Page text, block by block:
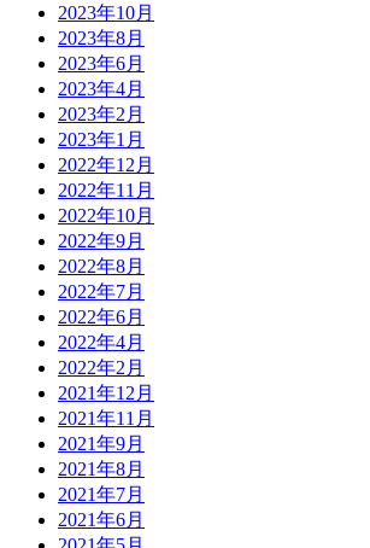
2023年10月
2023年8月
2023年6月
2023年4月
2023年2月
2023年1月
2022年12月
2022年11月
2022年10月
2022年9月
2022年8月
2022年7月
2022年6月
2022年4月
2022年2月
2021年12月
2021年11月
2021年9月
2021年8月
2021年7月
2021年6月